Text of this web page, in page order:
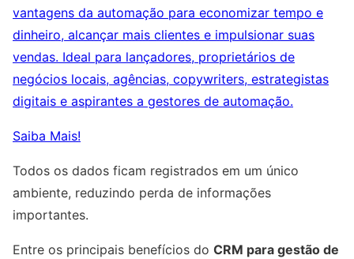
vantagens da automação para economizar tempo e
dinheiro, alcançar mais clientes e impulsionar suas
vendas. Ideal para lançadores, proprietários de
negócios locais, agências, copywriters, estrategistas
digitais e aspirantes a gestores de automação.
Saiba Mais!
Todos os dados ficam registrados em um único
ambiente, reduzindo perda de informações
importantes.
Entre os principais benefícios do CRM para gestão de